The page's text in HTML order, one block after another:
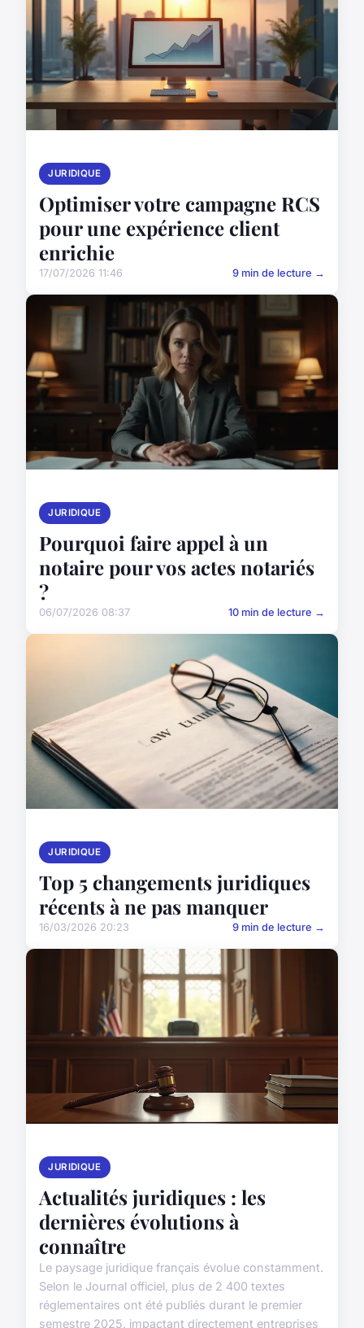
JURIDIQUE
Optimiser votre campagne RCS
pour une expérience client
enrichie
17/07/2026 11:46 9 min de lecture →
JURIDIQUE
Pourquoi faire appel à un
notaire pour vos actes notariés
?
06/07/2026 08:37 10 min de lecture →
JURIDIQUE
Top 5 changements juridiques
récents à ne pas manquer
16/03/2026 20:23 9 min de lecture →
JURIDIQUE
Actualités juridiques : les
dernières évolutions à
connaître
Le paysage juridique français évolue constamment.
Selon le Journal officiel, plus de 2 400 textes
réglementaires ont été publiés durant le premier
semestre 2025, impactant directement entreprises